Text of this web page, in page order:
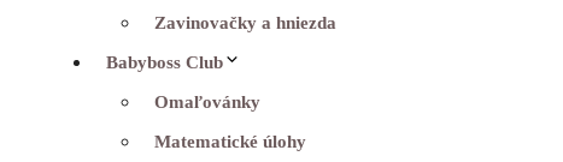
Zavinovačky a hniezda
Babyboss Club
Omaľovánky
Matematické úlohy